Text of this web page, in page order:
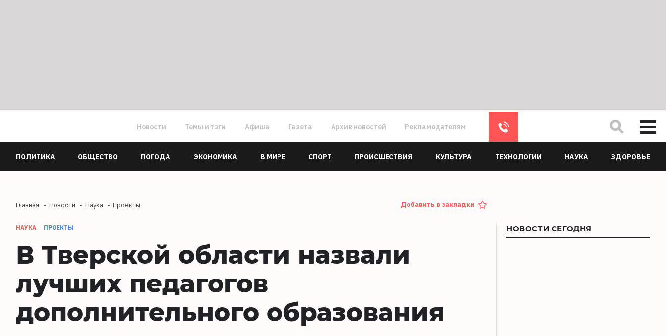
Новости Темы и тэги Афиша Газета Архив новостей Рекламодателям
ПОЛИТИКА ОБЩЕСТВО ПОГОДА ЭКОНОМИКА В МИРЕ СПОРТ ПРОИСШЕСТВИЯ КУЛЬТУРА ТЕХНОЛОГИИ НАУКА ЗДОРОВЬЕ
Главная Новости Наука Проекты Добавить в закладки
НАУКА ПРОЕКТЫ
В Тверской области назвали
лучших педагогов
дополнительного образования
НОВОСТИ СЕГОДНЯ